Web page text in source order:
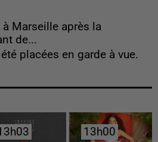
Marseille après la
de...
placées en garde à vue.
13h00
13h00